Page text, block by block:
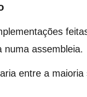
numa assembleia.
entre a